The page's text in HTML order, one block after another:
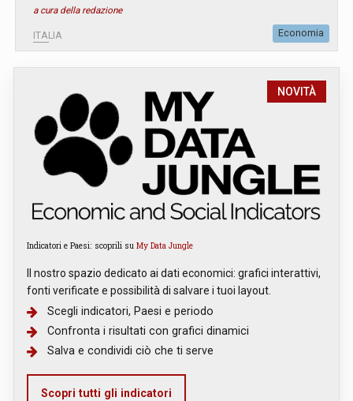
a cura della redazione
ITALIA Economia
NOVITÀ
Indicatori e Paesi: scoprili su My Data Jungle
Il nostro spazio dedicato ai dati economici: grafici interattivi,
fonti verificate e possibilità di salvare i tuoi layout.
Scegli indicatori, Paesi e periodo
Confronta i risultati con grafici dinamici
Salva e condividi ciò che ti serve
Scopri tutti gli indicatori